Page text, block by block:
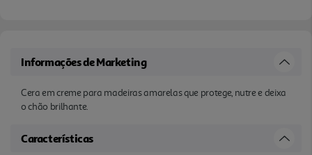
Informações de Marketing
Cera em creme para madeiras amarelas que protege, nutre e deixa
o chão brilhante.
Características